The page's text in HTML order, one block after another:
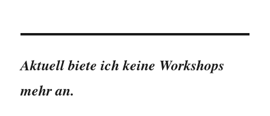
oder
–
Aktuell biete ich keine Workshops
mehr an.